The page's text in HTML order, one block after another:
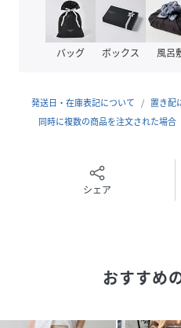
ぴったりです。
・ウエスト後ろはゴムデザイ
しながらも楽な履き心地を叶え
《実際に購入された方のレビュ
ズで履けます！
■153cm（0サイズ）
るのが悩みですが、綺麗にカバ
バッグ ボックス 風呂
発送日・在庫表記について 置き配
同時に複数の商品を注文された場合
シェア
おすすめ